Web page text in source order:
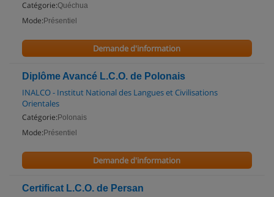
Catégorie:Quéchua
Mode: Présentiel
Demande d'information
Diplôme Avancé L.C.O. de Polonais
INALCO - Institut National des Langues et Civilisations
Orientales
Catégorie: Polonais
Mode: Présentiel
Demande d'information
Certificat L.C.O. de Persan